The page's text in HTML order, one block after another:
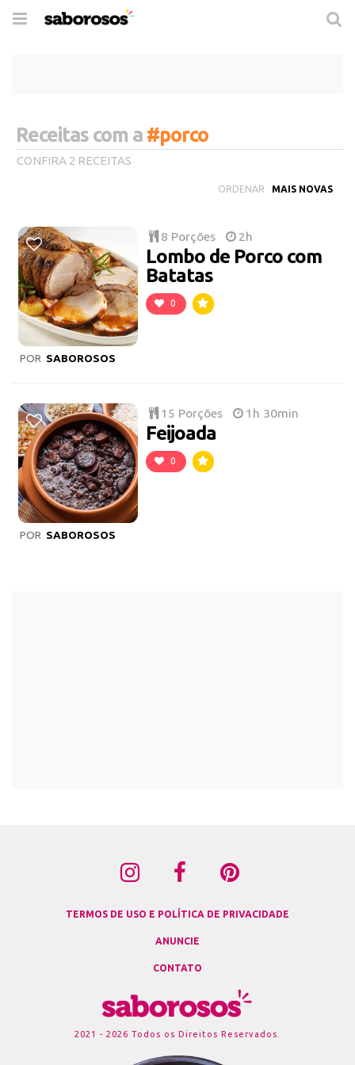
Trocar
Receitas com a #porco
CONFIRA 2 RECEITAS
ORDENAR
8 Porções 2h
Lombo de Porco com
Batatas
0
POR SABOROSOS
15 Porções 1h 30min
Feijoada
0
POR SABOROSOS
TERMOS DE USO E POLÍTICA DE PRIVACIDADE
ANUNCIE
CONTATO
2021 - 2026 Todos os Direitos Reservados.